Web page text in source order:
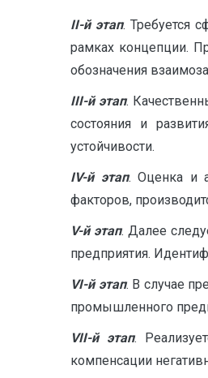
II-й этап. Требуется
рамках концепции.
обозначения
III-й этап.
состояния и
устойчивости.
IV-й этап. Оценка и
факторов,
V-й этап. Далее
предприятия.
VI-й этап. В случае
промышленного
VII-й этап.
компенсации